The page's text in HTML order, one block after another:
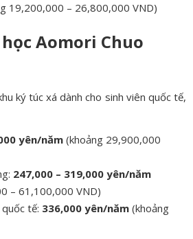
19,200,000 – 26,800,000 VND)
Aomori Chuo
ký túc xá dành cho sinh viên quốc tế,
yên/năm (khoảng 29,900,000
247,000 – 319,000 yên/năm
– 61,100,000 VND)
tế: 336,000 yên/năm (khoảng